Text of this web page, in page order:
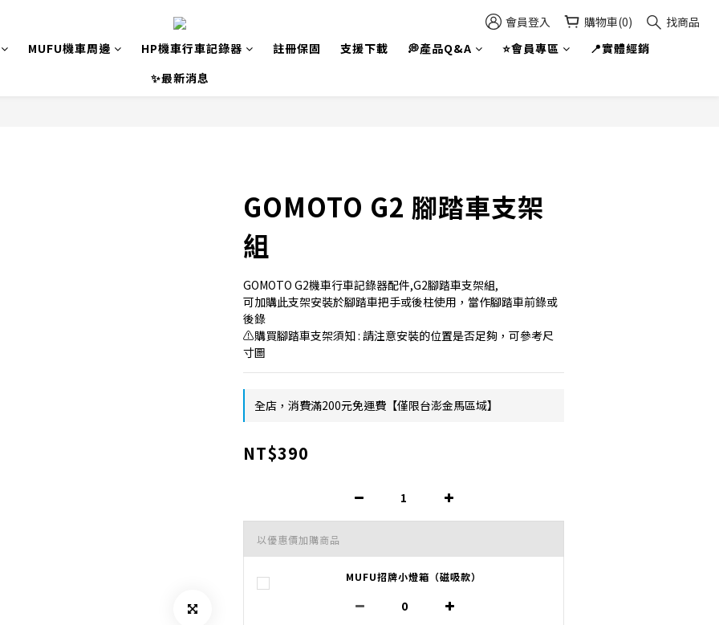
會員登入 購物車(0)
找商品
MUFU機車周邊
HP機車行車記錄器 註冊保固 支援下載 💭產品Q&A ⭐會員專區
📍實體經銷
✨最新消息
GOMOTO G2 腳踏車支架
組
GOMOTO G2機車行車記錄器配件,G2腳踏車支架組,
可加購此支架安裝於腳踏車把手或後柱使用，當作腳踏車前錄或
後錄
⚠️購買腳踏車支架須知 : 請注意安裝的位置是否足夠，可參考尺
寸圖
全店，消費滿200元免運費【僅限台澎金馬區域】
NT$390
以優惠價加購商品
MUFU招牌小燈箱（磁吸款）